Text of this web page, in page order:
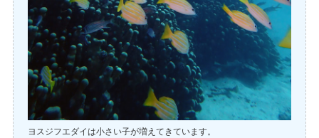
ヨスジフエダイは小さい子が増えてきています。